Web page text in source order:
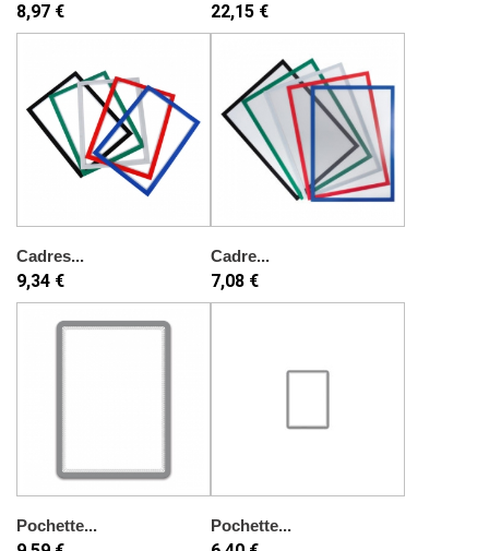
8,97 € 22,15 €
Cadres...
9,34 €
Cadre...
7,08 €
Pochette... Pochette...